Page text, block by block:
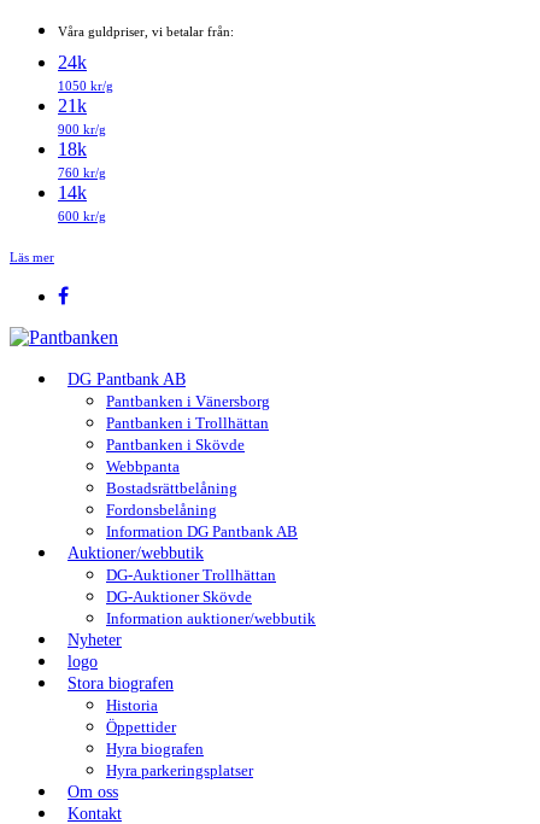
Våra guldpriser, vi betalar från:
24k
1050 kr/g
21k
900 kr/g
18k
760 kr/g
14k
600 kr/g
Läs mer
DG Pantbank AB
Pantbanken i Vänersborg
Pantbanken i Trollhättan
Pantbanken i Skövde
Webbpanta
Bostadsrättbelåning
Fordonsbelåning
Information DG Pantbank AB
Auktioner/webbutik
DG-Auktioner Trollhättan
DG-Auktioner Skövde
Information auktioner/webbutik
Nyheter
logo
Stora biografen
Historia
Öppettider
Hyra biografen
Hyra parkeringsplatser
Om oss
Kontakt